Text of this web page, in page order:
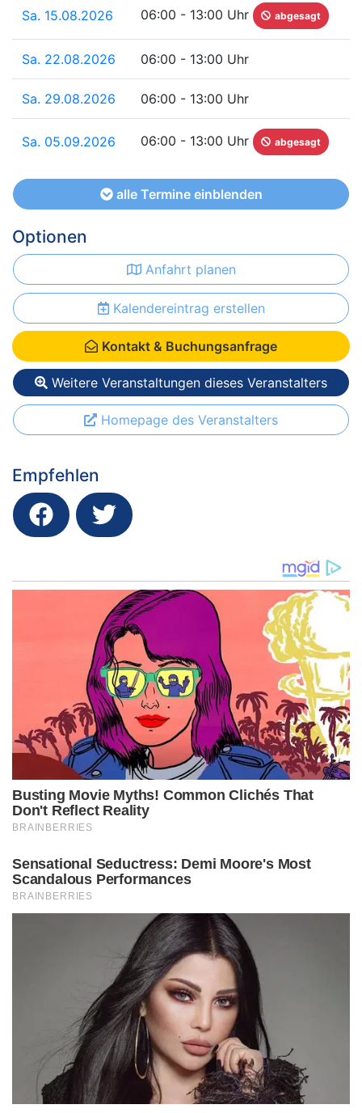
Sa. 15.08.2026 06:00 - 13:00 Uhr abgesagt
Sa. 22.08.2026 06:00 - 13:00 Uhr
Sa. 29.08.2026 06:00 - 13:00 Uhr
Sa. 05.09.2026 06:00 - 13:00 Uhr abgesagt
alle Termine einblenden
Optionen
Anfahrt planen
Kalendereintrag erstellen
Kontakt & Buchungsanfrage
Weitere Veranstaltungen dieses Veranstalters
Homepage des Veranstalters
Empfehlen